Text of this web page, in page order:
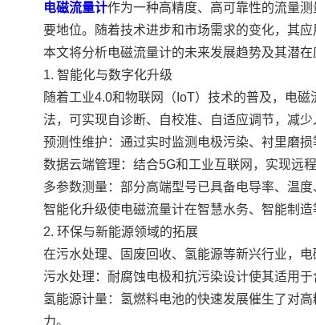
电磁流量计作为一种高精度、高可靠性的流量
要地位。随着技术进步和市场需求的变化，其
本文将分析电磁流量计的未来发展趋势及其潜在
1. 智能化与数字化升级
随着工业4.0和物联网（IoT）技术的普及，电
法，可实现自诊断、自校准、自适应调节，减少
预测性维护：通过实时监测电极污染、衬里磨
数据云端管理：结合5G和工业互联网，实现远
多参数测量：部分高端型号已具备电导率、温
智能化升级使电磁流量计在智慧水务、智能制造
2. 环保与新能源领域的拓展
在污水处理、固废回收、氢能源等新兴行业，电
污水处理：耐腐蚀电极和抗污染设计使其适用
氢能源计量：氢燃料电池的快速发展催生了对
力。